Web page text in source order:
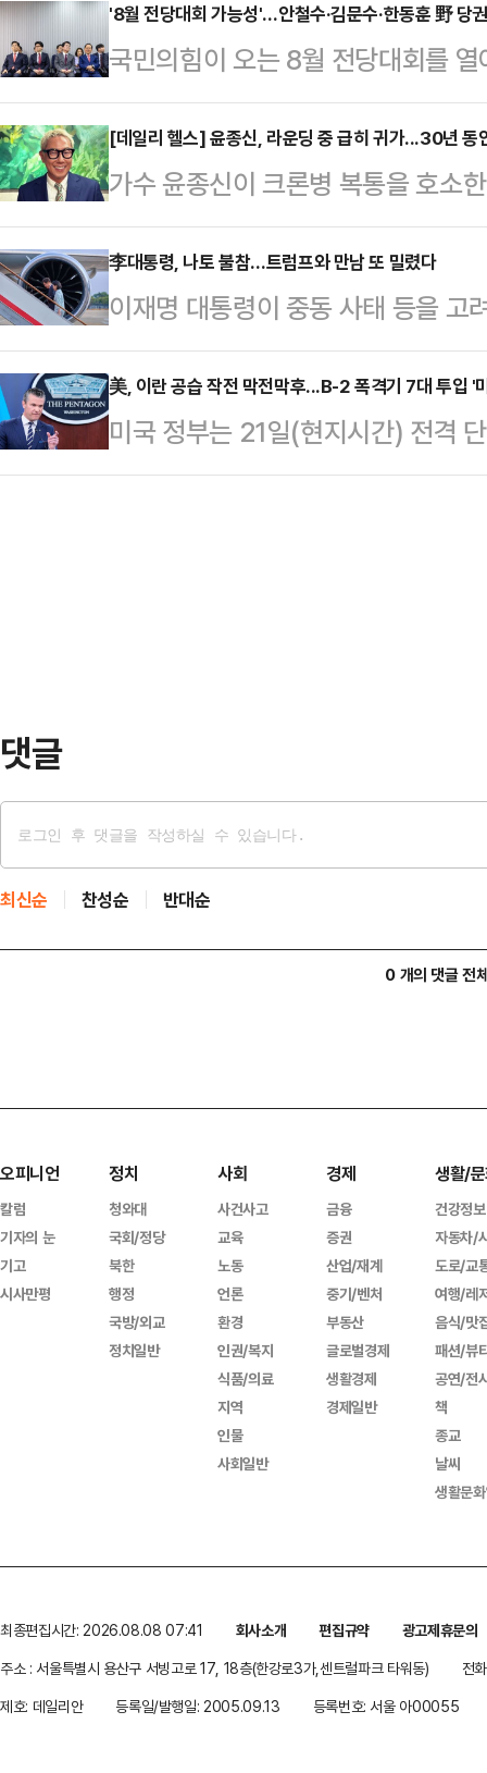
결정한 데 대해 "실리 외교를 말하
했다.한동훈 전 대표는 22일 페이
다"며 "피한다고 피해지지 않는다"
은 이날 "대통령은 취임 이후의 산
상회의 참석을 최대한 적극적으로
내 현안과 중동 사…
'8월 전당대회 가능성'…안철수·김문수·한동훈 野 당
국민의힘이 오는 8월 전당대회를
닥을 잡으면서 당권 주자들의 움직
을 필두로 김용태 비대위원장, 김문
대표 등이 물밑 지지 기반을 끌어모
위한 포석을 다지는 것으로 풀이된
힘 의원은 전날(21일) 지역구인 경
진행했다. '철수형은 듣고 싶어서'
역을 찾아 …
[데일리 헬스] 윤종신, 라운딩 중 급히 귀가...30년 동
가수 윤종신이 크론병 복통을 호소
다.윤종신은 지난 21일 자신의
일행들과 식사 못하고 그냥 왔다.
다"라고 말했다.그는 "네가 날 찾아
안지는 20년 전, 이젠 친구 같다.
다.윤종신은 지난 2012년 SBS '힐
병 투병을 고백한 바 있다.당시 윤
李대통령, 나토 불참…트럼프와 만남 또 밀렸다
이재명 대통령이 중동 사태 등을 고
(NATO·나토) 정상회의에 참석하
상회의에 이어 나토 정상회의에서
는 불발됐다. 트럼프 대통령과의
국을 찾아 한미정상회담을 통해 이
美, 이란 공습 작전 막전막후...B-2 폭격기 7대 투입 '
미국 정부는 21일(현지시간) 전격
련해 미군 B-2 폭격기 7대가 벙커
댓글
최신순 찬성순 반대순
0 개의 댓글 전
오피니언
칼럼
기자의 눈
기고
시사만평
정치
청와대
국회/정당
북한
행정
국방/외교
정치일반
사회
사건사고
교육
노동
언론
환경
인권/복지
식품/의료
지역
인물
사회일반
경제
금융
증권
산업/재계
중기/벤처
부동산
글로벌경제
생활경제
경제일반
생활/
건강정보
자동차/
도로/교
여행/레
음식/맛
패션/뷰
공연/전
책
종교
날씨
생활문
최종편집시간: 2026.08.08 07:41 회사소개 편집규약
광고제휴문의
주소 : 서울특별시 용산구 서빙고로 17, 18층(한강로3가,센트럴파크 타워동)
전
제호: 데일리안
등록일/발행일: 2005.09.13 등록번호: 서울 아00055